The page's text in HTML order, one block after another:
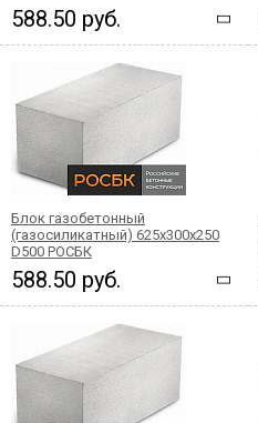
588.50 руб.
Блок газобетонный
(газосиликатный) 625x300x250
D500 РОСБК
588.50 руб.